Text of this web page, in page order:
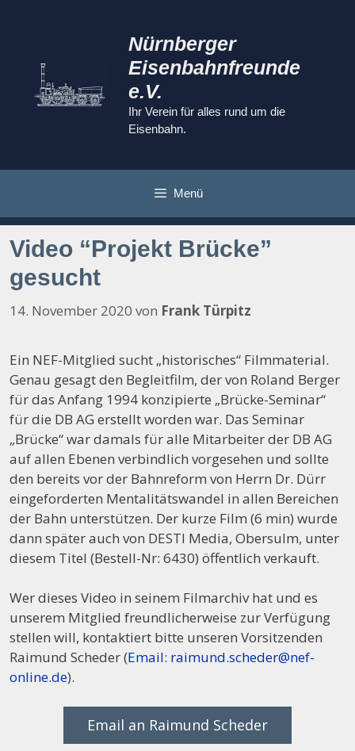
Nürnberger
Eisenbahnfreunde
e.V.
Ihr Verein für alles rund um die
Eisenbahn.
Menü
Video “Projekt Brücke”
gesucht
14. November 2020 von Frank Türpitz
Ein NEF-Mitglied sucht „historisches“ Filmmaterial.
Genau gesagt den Begleitfilm, der von Roland Berger
für das Anfang 1994 konzipierte „Brücke-Seminar“
für die DB AG erstellt worden war. Das Seminar
„Brücke“ war damals für alle Mitarbeiter der DB AG
auf allen Ebenen verbindlich vorgesehen und sollte
den bereits vor der Bahnreform von Herrn Dr. Dürr
eingeforderten Mentalitätswandel in allen Bereichen
der Bahn unterstützen. Der kurze Film (6 min) wurde
dann später auch von DESTI Media, Obersulm, unter
diesem Titel (Bestell-Nr: 6430) öffentlich verkauft.
Wer dieses Video in seinem Filmarchiv hat und es
unserem Mitglied freundlicherweise zur Verfügung
stellen will, kontaktiert bitte unseren Vorsitzenden
Raimund Scheder (Email: raimund.scheder@nef-
online.de).
Email an Raimund Scheder